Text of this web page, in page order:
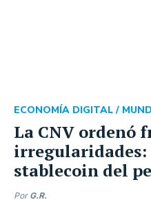
La CNV ordenó
irregularidades:
stablecoin del
ECONOMÍA DIGITAL /
Por G.R.